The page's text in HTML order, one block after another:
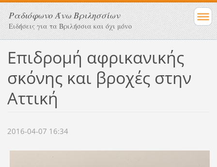
Ραδιόφωνο Άνω Βριλησσίων
Ειδήσεις για τα Βριλήσσια και όχι μόνο
Επιδρομή αφρικανικής
σκόνης και βροχές στην
Αττική
2016-04-07 16:34